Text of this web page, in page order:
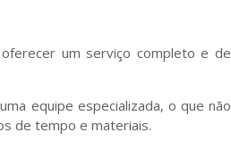
um serviço completo e de
equipe especializada, o que não
de tempo e materiais.